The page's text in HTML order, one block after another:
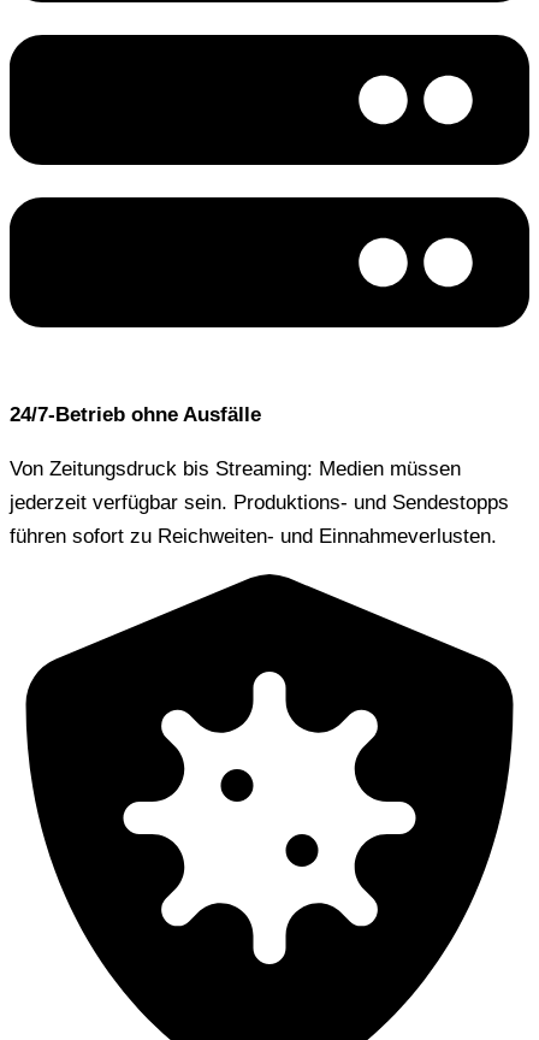
24/7-Betrieb ohne Ausfälle
Von Zeitungsdruck bis Streaming: Medien müssen
jederzeit verfügbar sein. Produktions- und Sendestopps
führen sofort zu Reichweiten- und Einnahmeverlusten.